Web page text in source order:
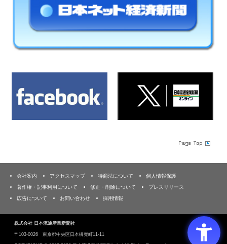
会社案内 アクセスマップ 特商法について
個人情報保護
著作権・記事利用について
修正・削除について
プレスリリース
広告について
お問い合わせ 採用情報
株式会社 日本流通産業新聞社
〒103‐0026 東京都中央区日本橋兜町11-11